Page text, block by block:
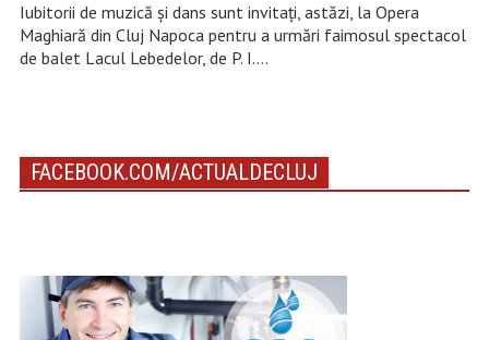
Iubitorii de muzică și dans sunt invitați, astăzi, la Opera
Maghiară din Cluj Napoca pentru a urmări faimosul spectacol
de balet Lacul Lebedelor, de P. I….
FACEBOOK.COM/ACTUALDECLUJ